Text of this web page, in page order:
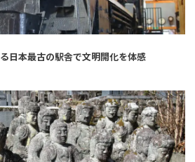
日本最古の駅舎で文明開化を体感